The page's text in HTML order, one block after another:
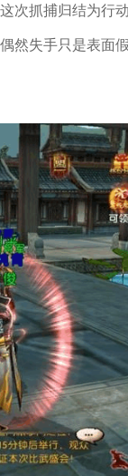
次抓捕归结为行
然失手只是表面